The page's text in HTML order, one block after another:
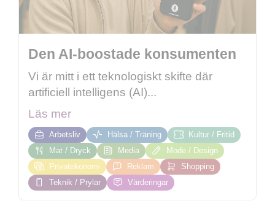
Den AI-boostade konsumenten
Vi är mitt i ett teknologiskt skifte där
artificiell intelligens (AI)...
Läs mer
Arbetsliv Hälsa / Träning
Kultur / Fritid
Mat / Dryck
Media
Mode / Design
Privatekonomi
Reklam
Shopping
Teknik / Prylar
Värderingar